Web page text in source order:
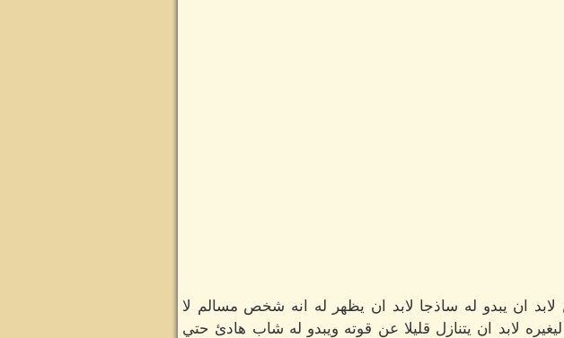
لابد ان يبدو له ساذجا لابد ان يظهر له انه شخص مسالم لا
ان يتنازل قليلا عن قوته ويبدو له شاب هادئ حتي